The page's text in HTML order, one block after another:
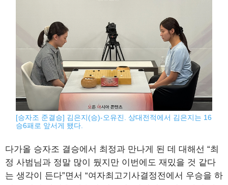
[승자조 준결승] 김은지(승)-오유진. 상대전적에서 김은지는 16
승6패로 앞서게 됐다.
다가올 승자조 결승에서 최정과 만나게 된 데 대해선 “최
정 사범님과 정말 많이 뒀지만 이번에도 재밌을 것 같다
는 생각이 든다”면서 “여자최고기사결정전에서 우승을 하